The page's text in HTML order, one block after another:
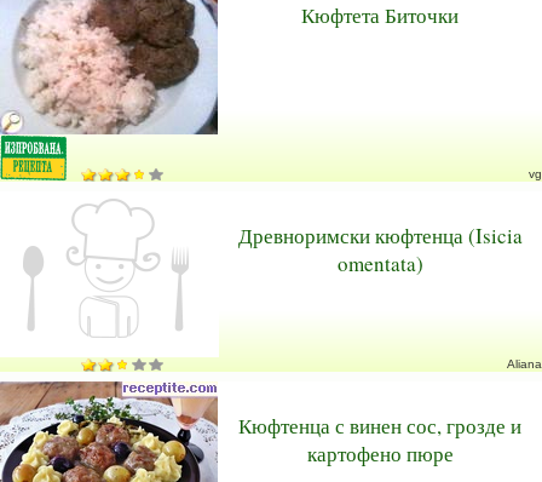
Кюфтета Биточки
vg
Древноримски кюфтенца (Isicia
omentata)
Aliana
Кюфтенца с винен сос, грозде и
картофено пюре